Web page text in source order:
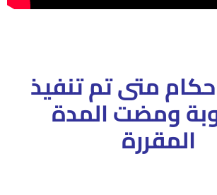
متى تم تنفيذ
ومضت المدة
المقررة